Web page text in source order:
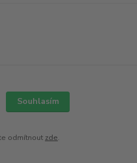
Souhlasím
odmítnout zde.